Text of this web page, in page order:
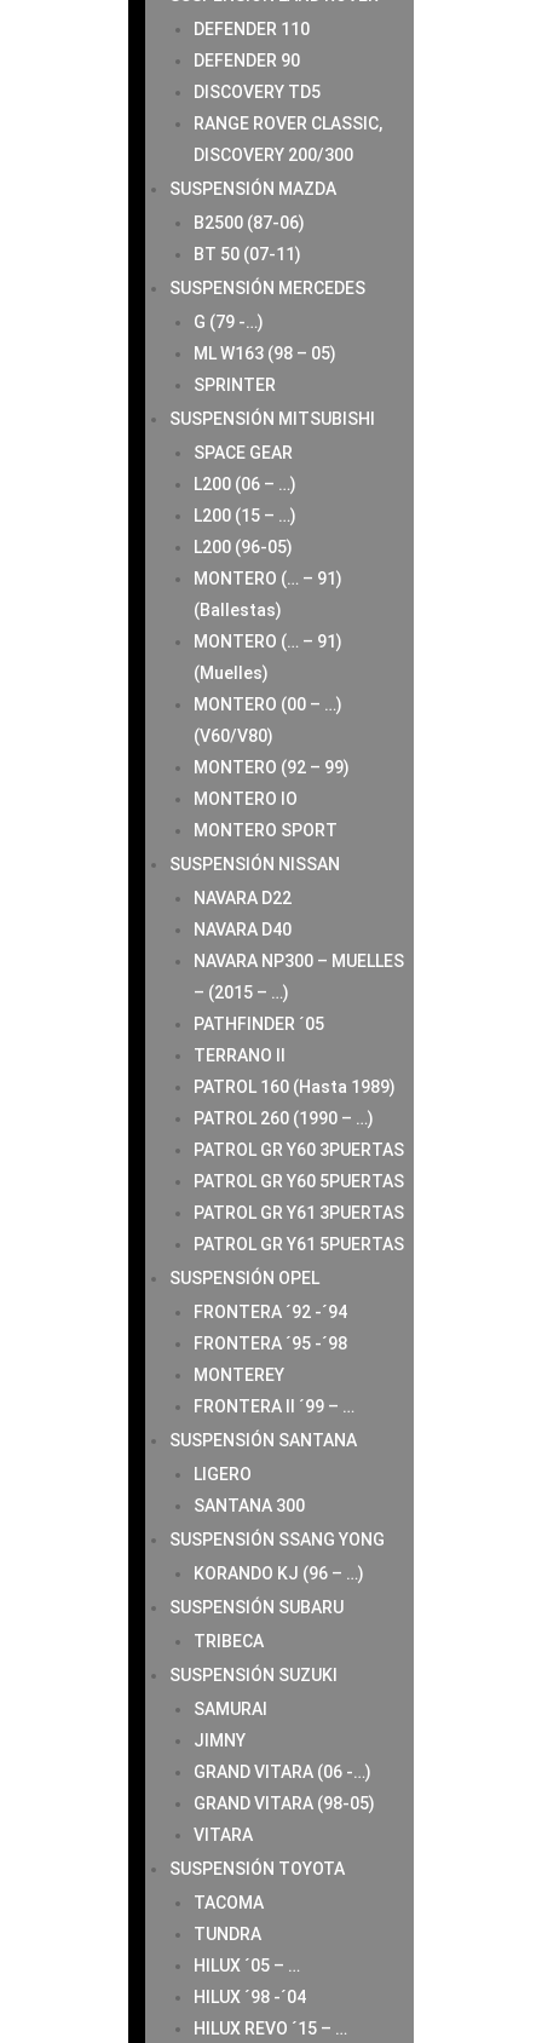
DEFENDER 110
DEFENDER 90
DISCOVERY TD5
RANGE ROVER CLASSIC,
DISCOVERY 200/300
SUSPENSIÓN MAZDA
B2500 (87-06)
BT 50 (07-11)
SUSPENSIÓN MERCEDES
G (79 -…)
ML W163 (98 – 05)
SPRINTER
SUSPENSIÓN MITSUBISHI
SPACE GEAR
L200 (06 – …)
L200 (15 – …)
L200 (96-05)
MONTERO (… – 91)
(Ballestas)
MONTERO (… – 91)
(Muelles)
MONTERO (00 – …)
(V60/V80)
MONTERO (92 – 99)
MONTERO IO
MONTERO SPORT
SUSPENSIÓN NISSAN
NAVARA D22
NAVARA D40
NAVARA NP300 – MUELLES
– (2015 – …)
PATHFINDER ´05
TERRANO II
PATROL 160 (Hasta 1989)
PATROL 260 (1990 – …)
PATROL GR Y60 3PUERTAS
PATROL GR Y60 5PUERTAS
PATROL GR Y61 3PUERTAS
PATROL GR Y61 5PUERTAS
SUSPENSIÓN OPEL
FRONTERA ´92 -´94
FRONTERA ´95 -´98
MONTEREY
FRONTERA II ´99 – …
SUSPENSIÓN SANTANA
LIGERO
SANTANA 300
SUSPENSIÓN SSANG YONG
KORANDO KJ (96 – …)
SUSPENSIÓN SUBARU
TRIBECA
SUSPENSIÓN SUZUKI
SAMURAI
JIMNY
GRAND VITARA (06 -…)
GRAND VITARA (98-05)
VITARA
SUSPENSIÓN TOYOTA
TACOMA
TUNDRA
HILUX ´05 – …
HILUX ´98 -´04
HILUX REVO ´15 – …